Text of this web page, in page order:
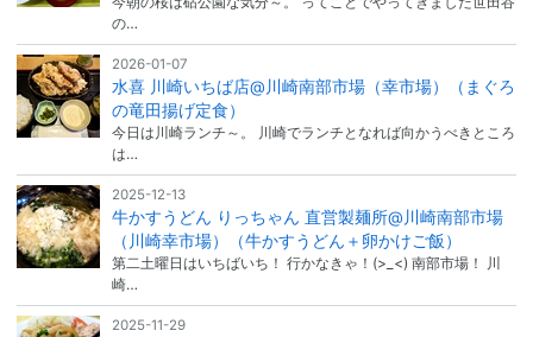
の…
2026-01-07
水喜 川崎いちば店@川崎南部市場（幸市場）（まぐろ
の竜田揚げ定食）
今日は川崎ランチ～。 川崎でランチとなれば向かうべきところ
は…
2025-12-13
牛かすうどん りっちゃん 直営製麺所@川崎南部市場
（川崎幸市場）（牛かすうどん＋卵かけご飯）
第二土曜日はいちばいち！ 行かなきゃ！(>_<) 南部市場！ 川
崎…
2025-11-29